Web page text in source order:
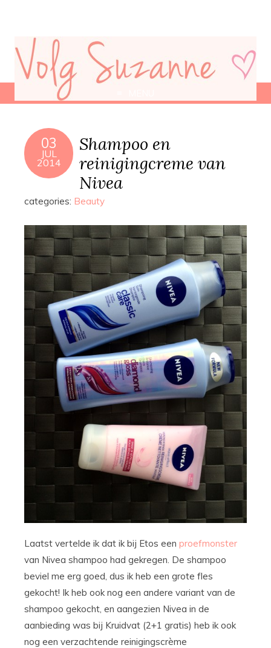
03
JUL
2014
Shampoo en
reinigingcreme van
Nivea
categories: Beauty
Laatst vertelde ik dat ik bij Etos een proefmonster
van Nivea shampoo had gekregen. De shampoo
beviel me erg goed, dus ik heb een grote fles
gekocht! Ik heb ook nog een andere variant van de
shampoo gekocht, en aangezien Nivea in de
aanbieding was bij Kruidvat (2+1 gratis) heb ik ook
nog een verzachtende reinigingscrème